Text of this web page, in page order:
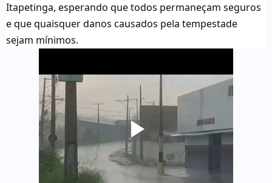
Itapetinga, esperando que todos permaneçam seguros
e que quaisquer danos causados pela tempestade
sejam mínimos.